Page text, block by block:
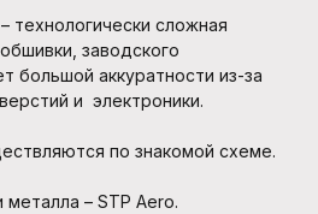
технологически сложная
заводского
большой аккуратности из-за
и электроники.
по знакомой схеме.
– STP Aero.